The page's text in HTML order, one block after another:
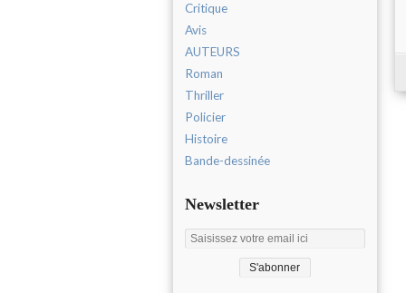
Critique
Avis
AUTEURS
Roman
Thriller
Policier
Histoire
Bande-dessinée
Newsletter